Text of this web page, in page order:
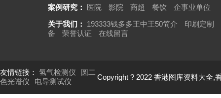
案例研究：
医院 影院 商超 餐饮
企事业单位
关于我们：
193333钱多多王中王50简介
印刷定制
备
荣誉认证 在线留言
友情链接： 氢气检测仪
圆二
色光谱仪
电导测试仪
Copyright ? 2022 香港图库资料大